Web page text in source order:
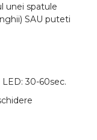
unei spatule
SAU puteti
30-60sec.